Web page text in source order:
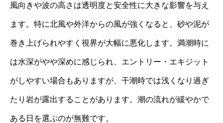
風向きや波の高さは透明度と安全性に大きな影響を与え
ます。特に北風や外洋からの風が強くなると、砂や泥が
巻き上げられやすく視界が大幅に悪化します。満潮時に
は水深がやや深めに感じられ、エントリー・エキジット
がしやすい場合もありますが、干潮時では浅くなり過ぎ
たり岩が露出することがあります。潮の流れが緩やかで
ある日を選ぶのが無難です。